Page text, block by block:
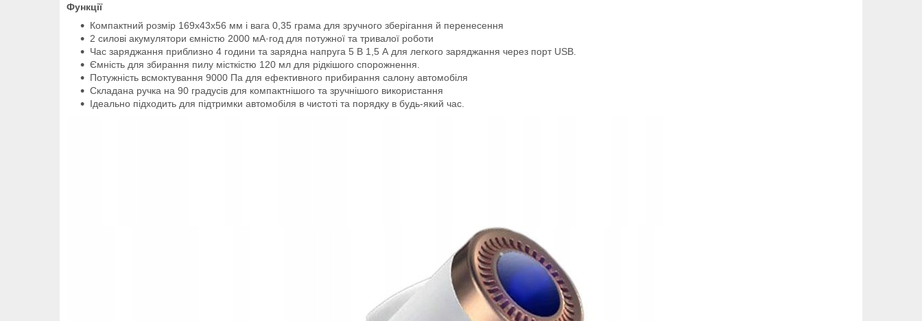
Функції
Компактний розмір 169x43x56 мм і вага 0,35 грама для зручного зберігання й перенесення
2 силові акумулятори ємністю 2000 мА·год для потужної та тривалої роботи
Час заряджання приблизно 4 години та зарядна напруга 5 В 1,5 А для легкого заряджання через порт USB.
Ємність для збирання пилу місткістю 120 мл для рідкішого спорожнення.
Потужність всмоктування 9000 Па для ефективного прибирання салону автомобіля
Складана ручка на 90 градусів для компактнішого та зручнішого використання
Ідеально підходить для підтримки автомобіля в чистоті та порядку в будь-який час.